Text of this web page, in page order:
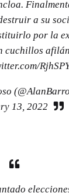
a su
por la
cuchillos
13, 2022